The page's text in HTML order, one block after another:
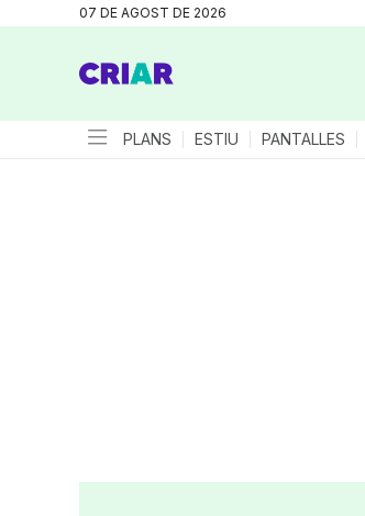
07 DE AGOST DE 2026
PLANS ESTIU PANTALLES